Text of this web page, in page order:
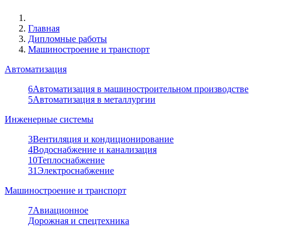
Главная
Дипломные работы
Машиностроение и транспорт
Автоматизация
6Автоматизация в машиностроительном производстве
5Автоматизация в металлургии
Инженерные системы
3Вентиляция и кондиционирование
4Водоснабжение и канализация
10Теплоснабжение
31Электроснабжение
Машиностроение и транспорт
7Авиационное
Дорожная и спецтехника